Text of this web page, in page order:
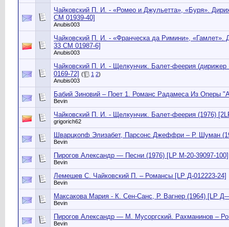
Чайковский П. И. - «Ромео и Джульетта», «Буря».
СМ 01939-40]
Anubis003
Чайковский П. И. - «Франческа да Римини», «Гамлет».
33 СМ 01987-6]
Anubis003
Чайковский П. И. - Щелкунчик. Балет-феерия (дирижер
0169-72] ( 1 2)
Anubis003
Бабий Зиновий – Поет 1. Романс Радамеса Из Оперы
Bevin
Чайковский П. И. - Щелкунчик. Балет-феерия (1976)
grigorich62
Шварцкопф Элизабет, Парсонс Джеффри – Р. Шуман
Bevin
Пирогов Александр — Песни (1976) [LP М-20-39097-100]
Bevin
Лемешев С. Чайковский П. – Романсы [LP Д-012223-24]
Bevin
Максакова Мария - К. Сен-Санс, Р. Вагнер (1964) [LP
Bevin
Пирогов Александр — М. Мусоргский. Рахманинов –
Bevin